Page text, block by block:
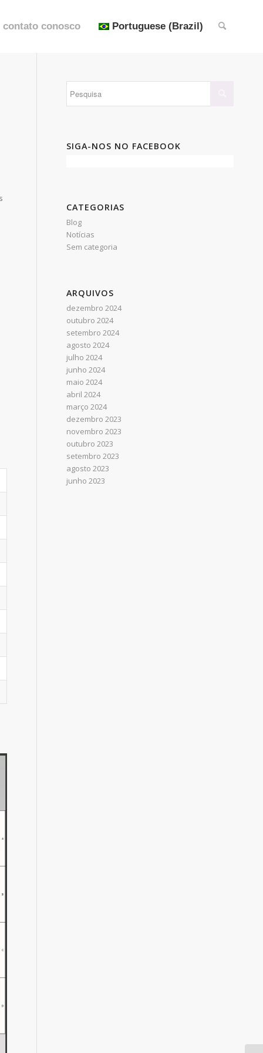
contato conosco Portuguese (Brazil)
SIGA-NOS NO FACEBOOK
CATEGORIAS
Blog
Notícias
Sem categoria
ARQUIVOS
dezembro 2024
outubro 2024
setembro 2024
agosto 2024
julho 2024
junho 2024
maio 2024
abril 2024
março 2024
dezembro 2023
novembro 2023
outubro 2023
setembro 2023
agosto 2023
junho 2023